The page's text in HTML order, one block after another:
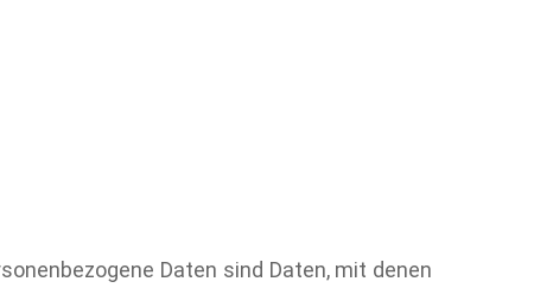
Daten sind Daten, mit denen